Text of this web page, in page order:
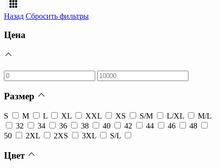
Назад Сбросить фильтры
Цена
Размер
S M L XL XXL XS S/M L/XL
M/L
32
34 36 38 40 42 44 46
48
50
2XL 2XS 3XL S/L
Цвет